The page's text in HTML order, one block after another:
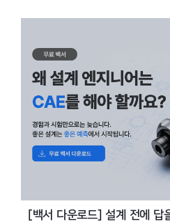
[백서 다운로드] 설계 전에 답